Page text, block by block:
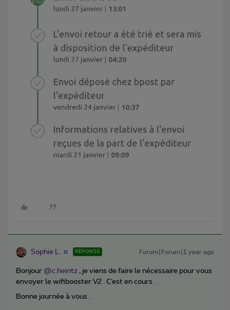
Sophie L. RÉPONSE Forum|Forum|1 year ago
Bonjour ​ @c.heintz , je viens de faire le nécessaire pour vous
envoyer le wifibooster V2 . C’est en cours .
Bonne journée à vous .